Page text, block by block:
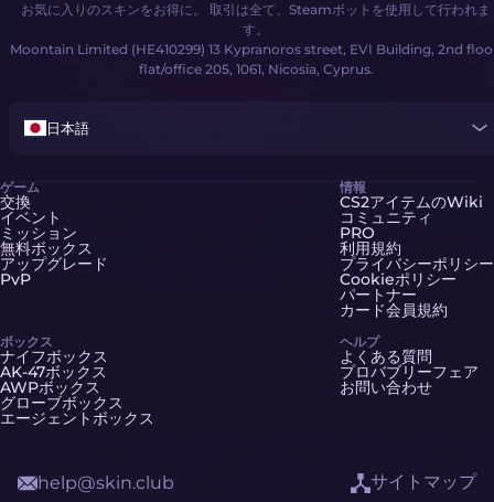
お気に入りのスキンをお得に。 取引は全て、Steamボットを使用して行われま
す。
Moontain Limited (HE410299) 13 Kypranoros street, EVI Building, 2nd
flat/office 205, 1061, Nicosia, Cyprus.
日本語
ゲーム
交換
イベント
ミッション
無料ボックス
アップグレード
PvP
ボックス
ナイフボックス
AK-47ボックス
AWPボックス
グローブボックス
エージェントボックス
情報
CS2アイテムのWiki
コミュニティ
PRO
利用規約
プライバシーポリシー
Cookieポリシー
パートナー
カード会員規約
ヘルプ
よくある質問
プロバブリーフェア
お問い合わせ
help@skin.club サイトマップ